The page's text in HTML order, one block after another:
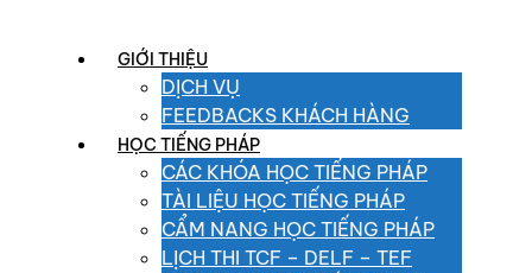
GIỚI THIỆU
DỊCH VỤ
FEEDBACKS KHÁCH HÀNG
HỌC TIẾNG PHÁP
CÁC KHÓA HỌC TIẾNG PHÁP
TÀI LIỆU HỌC TIẾNG PHÁP
CẨM NANG HỌC TIẾNG PHÁP
LỊCH THI TCF – DELF – TEF